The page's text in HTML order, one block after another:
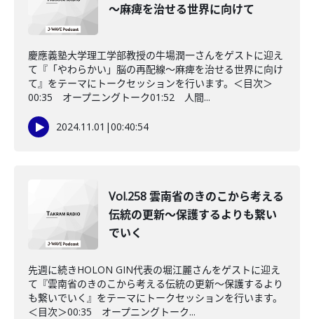
～麻痺を治せる世界に向けて
慶應義塾大学理工学部教授の牛場潤一さんをゲストに迎え
て『「やわらかい」脳の再配線～麻痺を治せる世界に向け
て』をテーマにトークセッションを行います。＜目次＞
00:35 オープニングトーク01:52 人間...
2024.11.01 |00:40:54
Vol.258 雲南省のきのこから考える
伝統の更新～保護するよりも繋い
でいく
先週に続きHOLON GIN代表の堀江麗さんをゲストに迎え
て『雲南省のきのこから考える伝統の更新～保護するより
も繋いでいく』をテーマにトークセッションを行います。
＜目次＞00:35 オープニングトーク...